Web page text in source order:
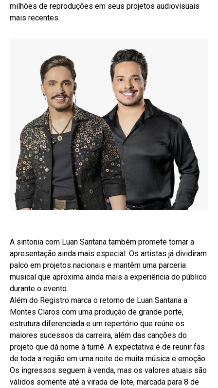
milhões de reproduções em seus projetos audiovisuais
mais recentes.
A sintonia com Luan Santana também promete tornar a
apresentação ainda mais especial. Os artistas já dividiram
palco em projetos nacionais e mantêm uma parceria
musical que aproxima ainda mais a experiência do público
durante o evento.
Além do Registro marca o retorno de Luan Santana a
Montes Claros com uma produção de grande porte,
estrutura diferenciada e um repertório que reúne os
maiores sucessos da carreira, além das canções do
projeto que dá nome à turnê. A expectativa é de reunir fãs
de toda a região em uma noite de muita música e emoção.
Os ingressos seguem à venda, mas os valores atuais são
válidos somente até a virada de lote, marcada para 8 de